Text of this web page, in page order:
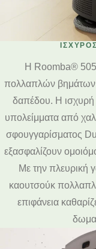
Η Roomba® 505
πολλαπλών βημάτων
δαπέδου. Η ισχυρή
υπολείμματα από
σφουγγαρίσματος
εξασφαλίζουν
Με την πλευρική
καουτσούκ
επιφάνεια